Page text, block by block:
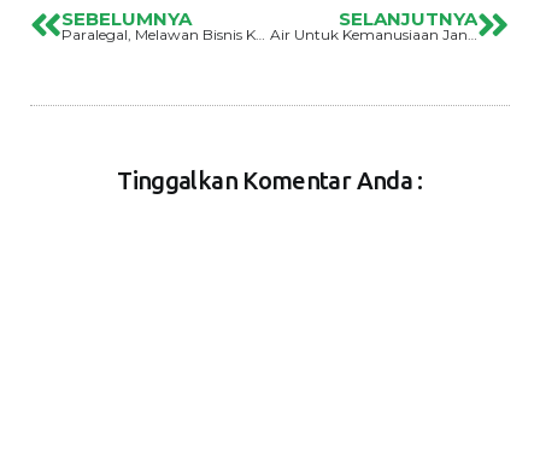
SEBELUMNYA
Paralegal, Melawan Bisnis Kriminalisasi Diwilayah Sumber Daya Alam
SELANJUTNYA
Air Untuk Kemanusiaan Jangan Di Privatisasi
Tinggalkan Komentar Anda :